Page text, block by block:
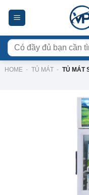
Tìm
kiếm:
HOME - TỦ MÁT - TỦ MÁT